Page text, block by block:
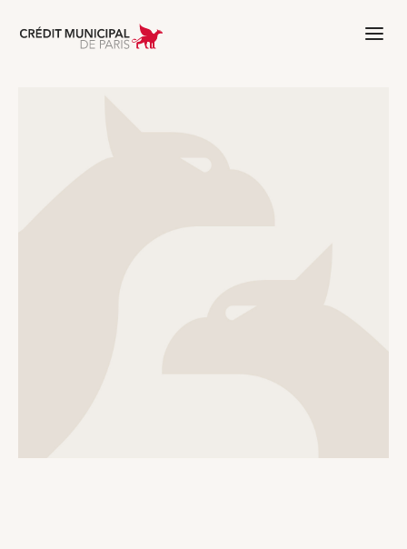
Aller à l'accueil de Crédit Municipal